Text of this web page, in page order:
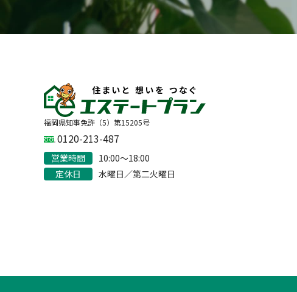
福岡県知事免許（5）第15205号
0120-213-487
営業時間
10:00〜18:00
定休日
水曜日／第二火曜日